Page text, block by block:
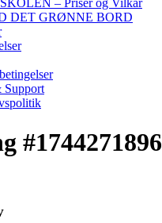
– Priser og Vilkår
DET GRØNNE BORD
#1744271896